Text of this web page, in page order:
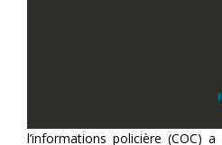
l’informations policière (COC)